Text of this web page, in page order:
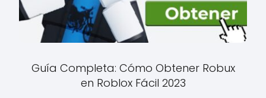
Guía Completa: Cómo Obtener Robux
en Roblox Fácil 2023